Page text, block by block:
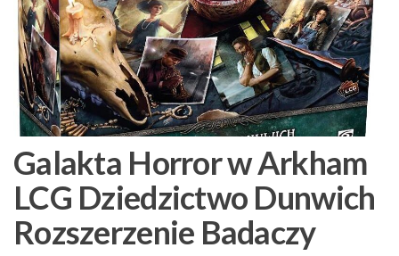
Galakta Horror w Arkham
LCG Dziedzictwo Dunwich
Rozszerzenie Badaczy